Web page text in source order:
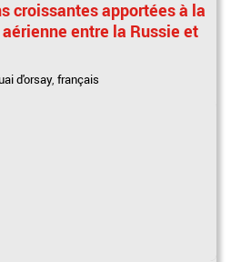
croissantes apportées à la
entre la Russie et
d'orsay,français